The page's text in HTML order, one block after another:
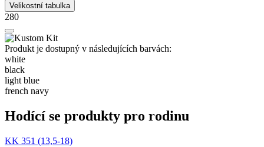
Velikostní tabulka
280
Produkt je dostupný v následujících barvách:
white
black
light blue
french navy
Hodící se produkty pro rodinu
KK 351 (13,5-18)